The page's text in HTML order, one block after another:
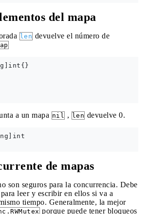
del mapa
len devuelve el número de
a un mapa nil , len devuelve 0.
de mapas
son seguros para la concurrencia. Debe
leer y escribir en ellos si va a
tiempo. Generalmente, la mejor
porque puede tener bloqueos